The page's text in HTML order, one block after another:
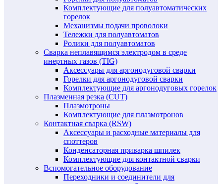
Комплектующие для полуавтоматических
горелок
Механизмы подачи проволоки
Тележки для полуавтоматов
Ролики для полуавтоматов
Сварка неплавящимся электродом в среде
инертных газов (TIG)
Аксессуары для аргонодуговой сварки
Горелки для аргонодуговой сварки
Комплектующие для аргонодуговых горелок
Плазменная резка (CUT)
Плазмотроны
Комплектующие для плазмотронов
Контактная сварка (RSW)
Аксессуары и расходные материалы для
споттеров
Конденсаторная приварка шпилек
Комплектующие для контактной сварки
Вспомогательное оборудование
Переходники и соединители для